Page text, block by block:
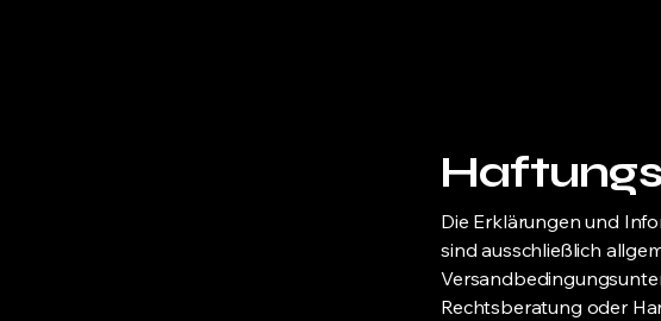
Die Erklärungen und
sind ausschließlich
Rechtsberatung oder